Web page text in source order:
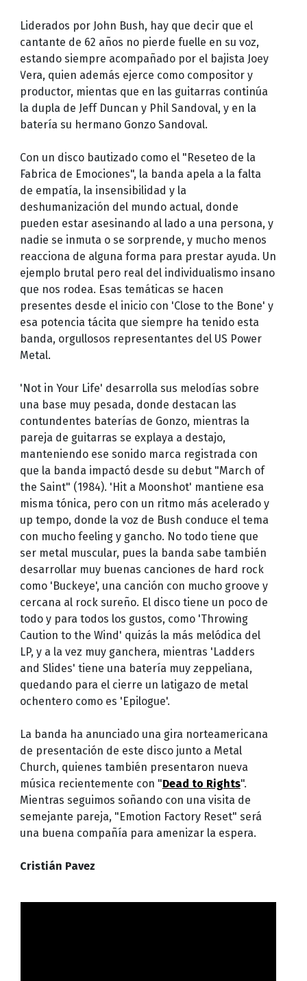
Liderados por John Bush, hay que decir que el
cantante de 62 años no pierde fuelle en su voz,
estando siempre acompañado por el bajista Joey
Vera, quien además ejerce como compositor y
productor, mientas que en las guitarras continúa
la dupla de Jeff Duncan y Phil Sandoval, y en la
batería su hermano Gonzo Sandoval.
Con un disco bautizado como el "Reseteo de la
Fabrica de Emociones", la banda apela a la falta
de empatía, la insensibilidad y la
deshumanización del mundo actual, donde
pueden estar asesinando al lado a una persona, y
nadie se inmuta o se sorprende, y mucho menos
reacciona de alguna forma para prestar ayuda. Un
ejemplo brutal pero real del individualismo insano
que nos rodea. Esas temáticas se hacen
presentes desde el inicio con 'Close to the Bone' y
esa potencia tácita que siempre ha tenido esta
banda, orgullosos representantes del US Power
Metal.
'Not in Your Life' desarrolla sus melodías sobre
una base muy pesada, donde destacan las
contundentes baterías de Gonzo, mientras la
pareja de guitarras se explaya a destajo,
manteniendo ese sonido marca registrada con
que la banda impactó desde su debut "March of
the Saint" (1984). 'Hit a Moonshot' mantiene esa
misma tónica, pero con un ritmo más acelerado y
up tempo, donde la voz de Bush conduce el tema
con mucho feeling y gancho. No todo tiene que
ser metal muscular, pues la banda sabe también
desarrollar muy buenas canciones de hard rock
como 'Buckeye', una canción con mucho groove y
cercana al rock sureño. El disco tiene un poco de
todo y para todos los gustos, como 'Throwing
Caution to the Wind' quizás la más melódica del
LP, y a la vez muy ganchera, mientras 'Ladders
and Slides' tiene una batería muy zeppeliana,
quedando para el cierre un latigazo de metal
ochentero como es 'Epilogue'.
La banda ha anunciado una gira norteamericana
de presentación de este disco junto a Metal
Church, quienes también presentaron nueva
música recientemente con "Dead to Rights".
Mientras seguimos soñando con una visita de
semejante pareja, "Emotion Factory Reset" será
una buena compañía para amenizar la espera.
Cristián Pavez